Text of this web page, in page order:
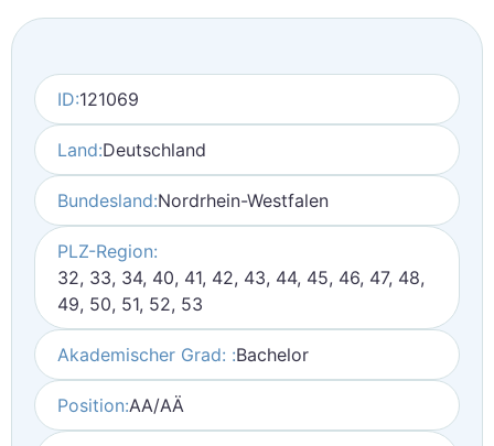
ID:121069
Land:Deutschland
Bundesland:Nordrhein-Westfalen
PLZ-Region:
32, 33, 34, 40, 41, 42, 43, 44, 45, 46, 47, 48,
49, 50, 51, 52, 53
Akademischer Grad: :Bachelor
Position:AA/AÄ